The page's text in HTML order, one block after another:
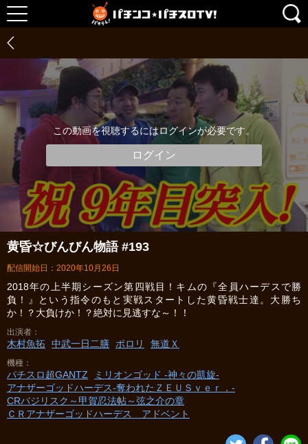
この動画を視聴するにはログインが必要です。
ログイン
黄昏☆びんびん物語 #193
配信開始日：2020年10月26日
2018年の上半期シーズン第四戦目！キムの『全員ハーデスで勝
負！』という指令のもと実戦スタートした黄昏戦士達。大勝ち
か！？大負けか！？絶対に見逃すな～！！
出演者
木村魚拓 中武一日二膳 ポロリ 無道Ｘ
機種
パチスロ超GANTZ
ミリオンゴッド -神々の凱旋-
アナザーゴッドハーデス-奪われたＺＥＵＳｖｅｒ．-
CRバジリスク～甲賀忍法帖～弦之介の章
ＣＲアナザーゴッドハーデス アドベント